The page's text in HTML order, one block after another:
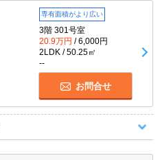
専有面積がより広い
3階 301号室
20.9万円 / 6,000円
2LDK / 50.25㎡
--
お問合せ